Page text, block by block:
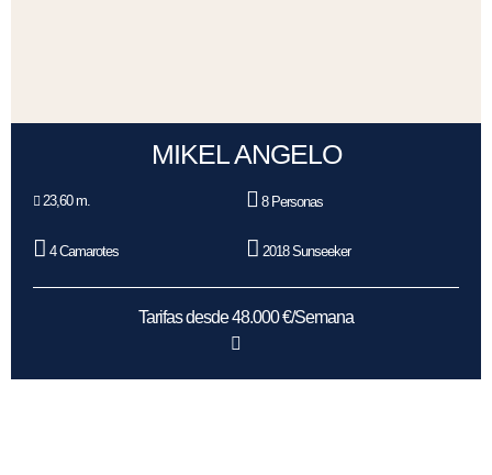
MIKEL ANGELO
23,60 m. 8 Personas
4 Camarotes 2018 Sunseeker
Tarifas desde 48.000 €/Semana